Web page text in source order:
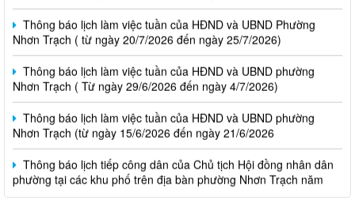
Thông báo lịch làm việc tuần của HĐND và UBND Phường
Nhơn Trạch ( từ ngày 20/7/2026 đến ngày 25/7/2026)
Thông báo lịch làm việc tuần của HĐND và UBND phường
Nhơn Trạch ( Từ ngày 29/6/2026 đến ngày 4/7/2026)
Thông báo lịch làm việc tuần của HĐND và UBND phường
Nhơn Trạch (từ ngày 15/6/2026 đến ngày 21/6/2026
Thông báo lịch tiếp công dân của Chủ tịch Hội đồng nhân dân
phường tại các khu phố trên địa bàn phường Nhơn Trạch năm
2026